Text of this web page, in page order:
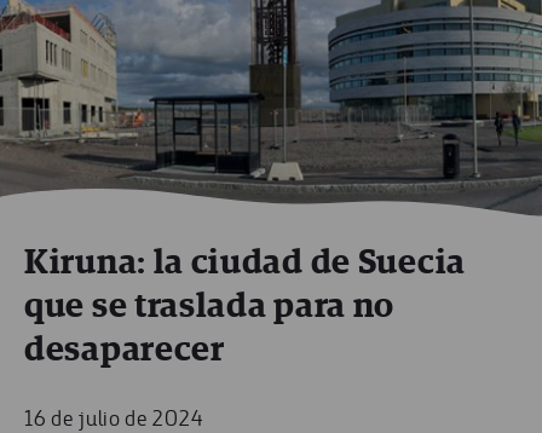
Kiruna: la ciudad de Suecia
que se traslada para no
desaparecer
16 de julio de 2024